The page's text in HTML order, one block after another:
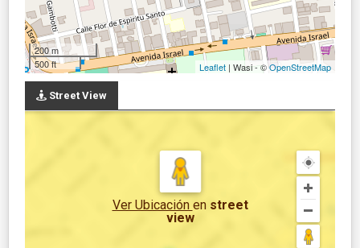
200 m
500 ft
Leaflet | Wasi - ©OpenStreetMap
Street View
Ver Ubicación en street
view